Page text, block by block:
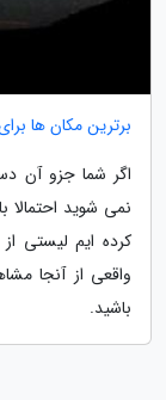
برترین مکان ها
اگر شما جزو آن
نمی شوید
کرده ایم لیستی
واقعی از آنجا
باشید.